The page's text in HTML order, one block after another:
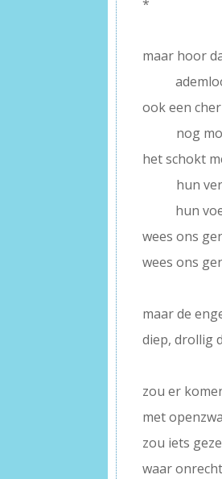
*
maar hoor
——–
ook een
nog
het schokt
hun
hun
wees ons
wees ons
maar de
diep, drollig
zou er
met
zou iets
waar